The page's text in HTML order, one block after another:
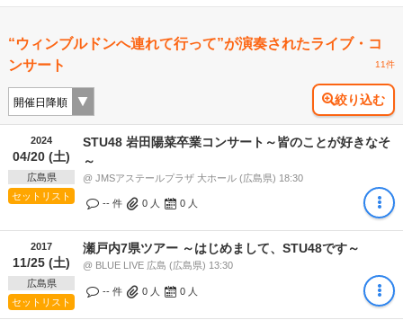
“ウィンブルドンへ連れて行って”が演奏されたライブ・コ
ンサート
11件
絞り込む
2024
04/20 (土)
広島県
セットリスト
STU48 岩田陽菜卒業コンサート～皆のことが好きなそ
～
@ JMSアステールプラザ 大ホール (広島県) 18:30
-- 件 0 人 0 人
2017
11/25 (土)
広島県
セットリスト
瀬戸内7県ツアー ～はじめまして、STU48です～
@ BLUE LIVE 広島 (広島県) 13:30
-- 件 0 人 0 人